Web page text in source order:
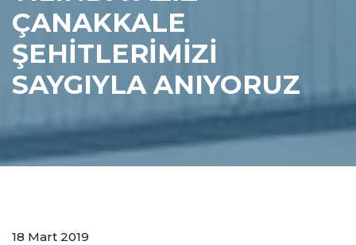
ÇANAKKALE
ŞEHİTLERİMİZİ
SAYGIYLA ANIYORUZ
18 Mart 2019